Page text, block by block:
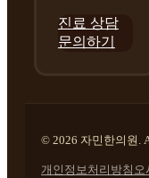
진료 상담
문의하기
© 2026 자민한의원.
개인정보처리방침 오